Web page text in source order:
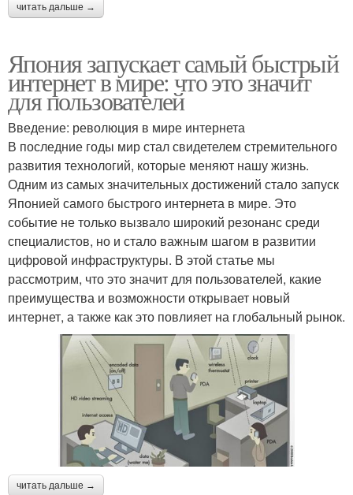
читать дальше →
Япония запускает самый быстрый
интернет в мире: что это значит
для пользователей
Введение: революция в мире интернета
В последние годы мир стал свидетелем стремительного
развития технологий, которые меняют нашу жизнь.
Одним из самых значительных достижений стало запуск
Японией самого быстрого интернета в мире. Это
событие не только вызвало широкий резонанс среди
специалистов, но и стало важным шагом в развитии
цифровой инфраструктуры. В этой статье мы
рассмотрим, что это значит для пользователей, какие
преимущества и возможности открывает новый
интернет, а также как это повлияет на глобальный рынок.
читать дальше →